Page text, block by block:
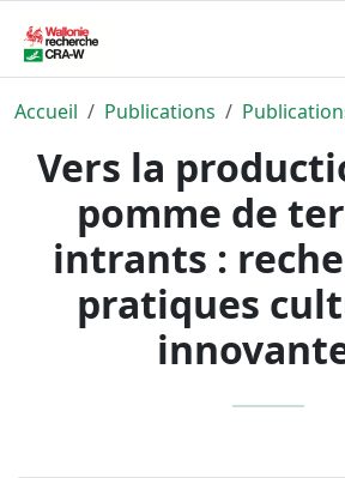
Accueil Publications
Vers la
pomme de
intrants :
pratiques